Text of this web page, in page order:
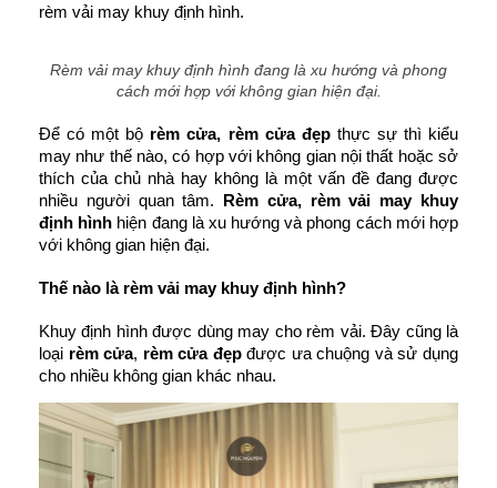
rèm vải may khuy định hình.
Rèm vải may khuy định hình đang là xu hướng và phong
cách mới hợp với không gian hiện đại.
Để có một bộ rèm cửa, rèm cửa đẹp thực sự thì kiểu
may như thế nào, có hợp với không gian nội thất hoặc sở
thích của chủ nhà hay không là một vấn đề đang được
nhiều người quan tâm.
Rèm cửa, rèm vải may khuy
định hình hiện đang là xu hướng và phong cách mới hợp
với không gian hiện đại.
Thế nào là rèm vải may khuy định hình?
Khuy định hình được dùng may cho rèm vải. Đây cũng là
loại rèm cửa, rèm cửa đẹp được ưa chuộng và sử dụng
cho nhiều không gian khác nhau.